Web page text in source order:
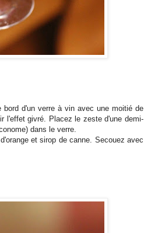
d'un verre à vin avec une moitié de
l'effet givré. Placez le zeste d'une demi-
dans le verre.
et sirop de canne. Secouez avec